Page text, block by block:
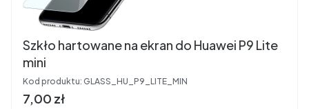
Szkło hartowane na ekran do Huawei P9 Lite
mini
Kod produktu: GLASS_HU_P9_LITE_MIN
Cena
7,00 zł